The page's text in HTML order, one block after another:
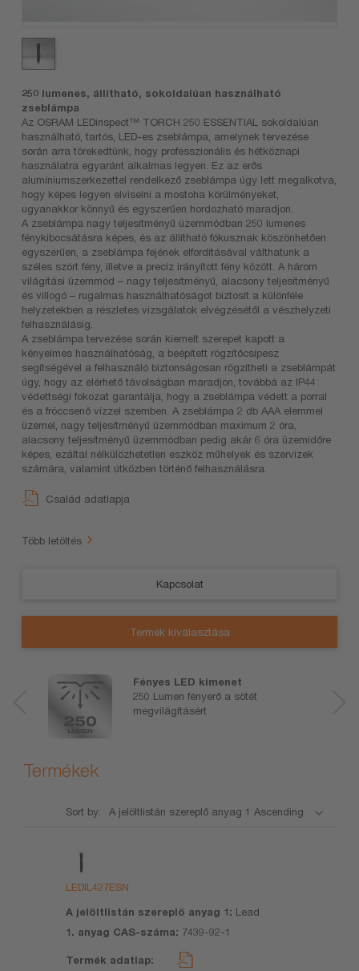
250 lumenes, állítható, sokoldalúan használható
zseblámpa
Az OSRAM LEDinspect™ TORCH 250 ESSENTIAL sokoldalúan
használható, tartós, LED-es zseblámpa, amelynek tervezése
során arra törekedtünk, hogy professzionális és hétköznapi
használatra egyaránt alkalmas legyen. Ez az erős
alumíniumszerkezettel rendelkező zseblámpa úgy lett megalkotva,
hogy képes legyen elviselni a mostoha körülményeket,
ugyanakkor könnyű és egyszerűen hordozható maradjon.
A zseblámpa nagy teljesítményű üzemmódban 250 lumenes
fénykibocsátásra képes, és az állítható fókusznak köszönhetően
egyszerűen, a zseblámpa fejének elfordításával válthatunk a
széles szórt fény, illetve a precíz irányított fény között. A három
világítási üzemmód – nagy teljesítményű, alacsony teljesítményű
és villogó – rugalmas használhatóságot biztosít a különféle
helyzetekben a részletes vizsgálatok elvégzésétől a vészhelyzeti
felhasználásig.
A zseblámpa tervezése során kiemelt szerepet kapott a
kényelmes használhatóság, a beépített rögzítőcsipesz
segítségével a felhasználó biztonságosan rögzítheti a zseblámpát
úgy, hogy az elérhető távolságban maradjon, továbbá az IP44
védettségi fokozat garantálja, hogy a zseblámpa védett a porral
és a fröccsenő vízzel szemben. A zseblámpa 2 db AAA elemmel
üzemel, nagy teljesítményű üzemmódban maximum 2 óra,
alacsony teljesítményű üzemmódban pedig akár 6 óra üzemidőre
képes, ezáltal nélkülözhetetlen eszköz műhelyek és szervizek
számára, valamint útközben történő felhasználásra.
Család adatlapja
Több letöltés
Kapcsolat
Termék kiválasztása
Fényes LED kimenet
250 Lumen fényerő a sötét
megvilágításért
Termékek
Sort by:
Termék
anyag 1
LEDIL427ESN
Lead
7439-92-1